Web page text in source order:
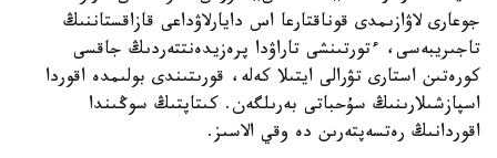
جوعارى لاۋازىمدى قوناقتارعا اس دايارلاۋداعى قازاقستاننىڭ
تاجىريبەسى، ءتورتىنشى تاراۋدا پرەزيدەنتتەردىڭ جاقسى
كورەتىن استارى تۋرالى ايتىلا كەلە، قورىتىندى بولىمدە اقوردا
اسپازشىلارىنىڭ سۇحباتى بەرىلگەن. كىتاپتىڭ سوڭىندا
اقوردانىڭ رەتسەپتەرىن دە وقي الاسىز.